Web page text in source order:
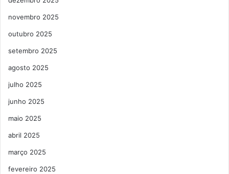
novembro 2025
outubro 2025
setembro 2025
agosto 2025
julho 2025
junho 2025
maio 2025
abril 2025
março 2025
fevereiro 2025